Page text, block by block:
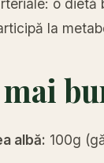
o
la
mai
albă: 100g